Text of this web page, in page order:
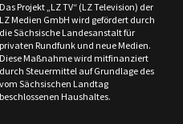
Das Projekt „LZ TV“ (LZ Television) der
LZ Medien GmbH wird gefördert durch
die Sächsische Landesanstalt für
privaten Rundfunk und neue Medien.
Diese Maßnahme wird mitfinanziert
durch Steuermittel auf Grundlage des
vom Sächsischen Landtag
beschlossenen Haushaltes.